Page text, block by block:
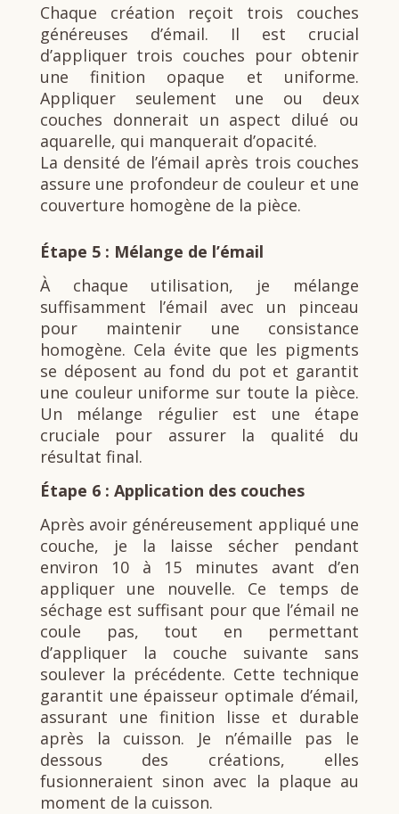
Chaque création reçoit trois couches
généreuses d’émail. Il est crucial
d’appliquer trois couches pour obtenir
une finition opaque et uniforme.
Appliquer seulement une ou deux
couches donnerait un aspect dilué ou
aquarelle, qui manquerait d’opacité.
La densité de l’émail après trois couches
assure une profondeur de couleur et une
couverture homogène de la pièce.
Étape 5 : Mélange de l’émail
À chaque utilisation, je mélange
suffisamment l’émail avec un pinceau
pour maintenir une consistance
homogène. Cela évite que les pigments
se déposent au fond du pot et garantit
une couleur uniforme sur toute la pièce.
Un mélange régulier est une étape
cruciale pour assurer la qualité du
résultat final.
Étape 6 : Application des couches
Après avoir généreusement appliqué une
couche, je la laisse sécher pendant
environ 10 à 15 minutes avant d’en
appliquer une nouvelle. Ce temps de
séchage est suffisant pour que l’émail ne
coule pas, tout en permettant
d’appliquer la couche suivante sans
soulever la précédente. Cette technique
garantit une épaisseur optimale d’émail,
assurant une finition lisse et durable
après la cuisson. Je n’émaille pas le
dessous des créations, elles
fusionneraient sinon avec la plaque au
moment de la cuisson.